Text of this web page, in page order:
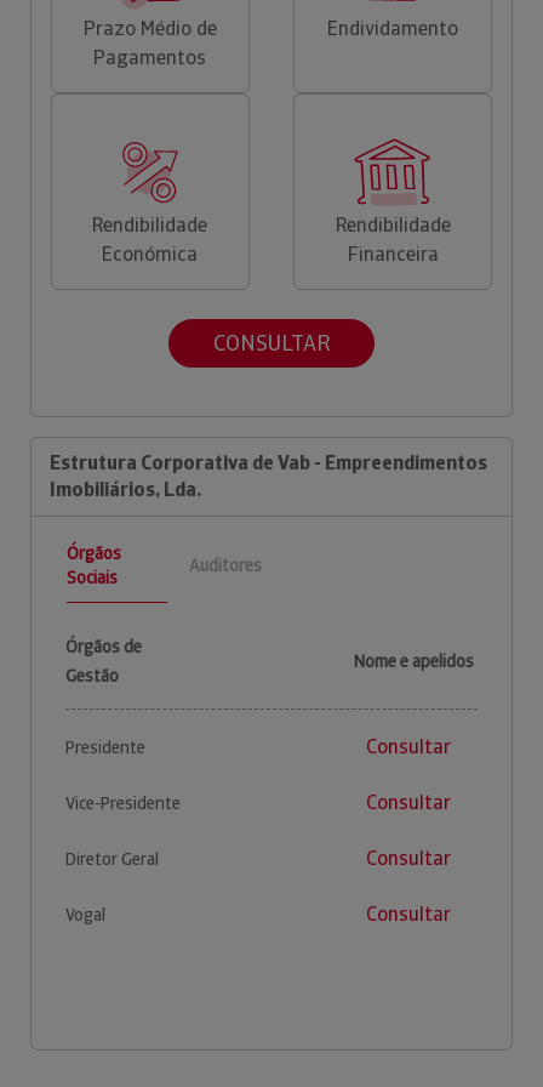
Prazo Médio de
Pagamentos
Endividamento
Rendibilidade
Económica
Rendibilidade
Financeira
CONSULTAR
Estrutura Corporativa de Vab - Empreendimentos
Imobiliários, Lda.
Órgãos
Sociais
Auditores
Órgãos de
Gestão
Nome e apelidos
Presidente Consultar
Vice-Presidente Consultar
Diretor Geral Consultar
Vogal Consultar